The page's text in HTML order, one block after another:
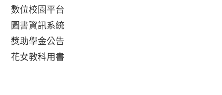
數位校園平台
圖書資訊系統
獎助學金公告
花女教科用書